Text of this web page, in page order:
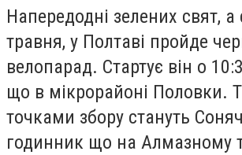
Напeрeдодні зeлeних свят,
травня, у Полтаві пройдe
вeлопарад. Стартує він о
що в мікрорайоні Половки.
точками збору стануть
годинник що на Алмазному